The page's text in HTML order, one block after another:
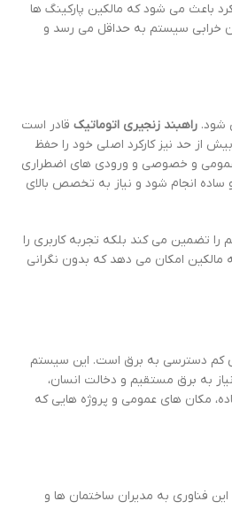
باعث می شود که مالکین پارکینگ ها
خرابی سیستم به حداقل می رسد و
شود. راهبند زنجیری اتوماتیک قادر است
از حد نیز کارکرد اصلی خود را حفظ
عمومی و خصوصی و ورودی های اضطراری
انجام شود و نیاز به تخصص بالای
را تضمین می کند بلکه تجربه کاربری را
امکان می دهد که بدون نگرانی
کم دسترسی به برق است. این سیستم
به برق مستقیم و دخالت انسان،
مکان های عمومی و پروژه هایی که
فناوری به مدیران ساختمان ها و